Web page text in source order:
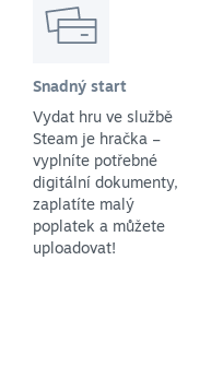
Snadný start
Vydat hru ve službě
Steam je hračka –
vyplníte potřebné
digitální dokumenty,
zaplatíte malý
poplatek a můžete
uploadovat!